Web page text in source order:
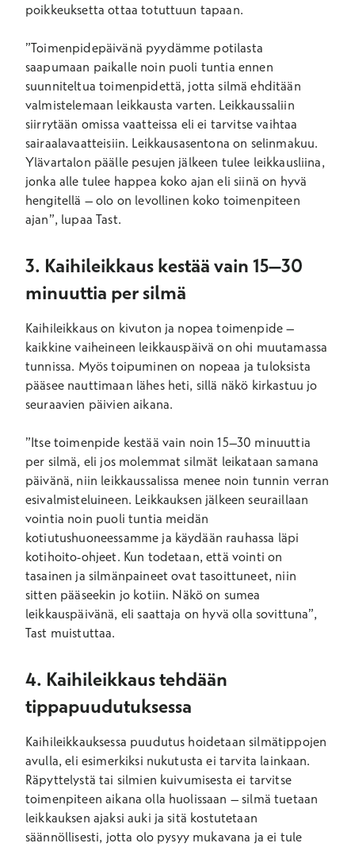
poikkeuksetta ottaa totuttuun tapaan.
”Toimenpidepäivänä pyydämme potilasta
saapumaan paikalle noin puoli tuntia ennen
suunniteltua toimenpidettä, jotta silmä ehditään
valmistelemaan leikkausta varten. Leikkaussaliin
siirrytään omissa vaatteissa eli ei tarvitse vaihtaa
sairaalavaatteisiin. Leikkausasentona on selinmakuu.
Ylävartalon päälle pesujen jälkeen tulee leikkausliina,
jonka alle tulee happea koko ajan eli siinä on hyvä
hengitellä – olo on levollinen koko toimenpiteen
ajan”, lupaa Tast.
3. Kaihileikkaus kestää vain 15–30
minuuttia per silmä
Kaihileikkaus on kivuton ja nopea toimenpide –
kaikkine vaiheineen leikkauspäivä on ohi muutamassa
tunnissa. Myös toipuminen on nopeaa ja tuloksista
pääsee nauttimaan lähes heti, sillä näkö kirkastuu jo
seuraavien päivien aikana.
”Itse toimenpide kestää vain noin 15–30 minuuttia
per silmä, eli jos molemmat silmät leikataan samana
päivänä, niin leikkaussalissa menee noin tunnin verran
esivalmisteluineen. Leikkauksen jälkeen seuraillaan
vointia noin puoli tuntia meidän
kotiutushuoneessamme ja käydään rauhassa läpi
kotihoito-ohjeet. Kun todetaan, että vointi on
tasainen ja silmänpaineet ovat tasoittuneet, niin
sitten pääseekin jo kotiin. Näkö on sumea
leikkauspäivänä, eli saattaja on hyvä olla sovittuna”,
Tast muistuttaa.
4. Kaihileikkaus tehdään
tippapuudutuksessa
Kaihileikkauksessa puudutus hoidetaan silmätippojen
avulla, eli esimerkiksi nukutusta ei tarvita lainkaan.
Räpyttelystä tai silmien kuivumisesta ei tarvitse
toimenpiteen aikana olla huolissaan – silmä tuetaan
leikkauksen ajaksi auki ja sitä kostutetaan
säännöllisesti, jotta olo pysyy mukavana ja ei tule